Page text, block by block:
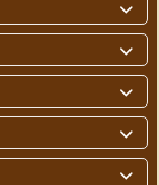




